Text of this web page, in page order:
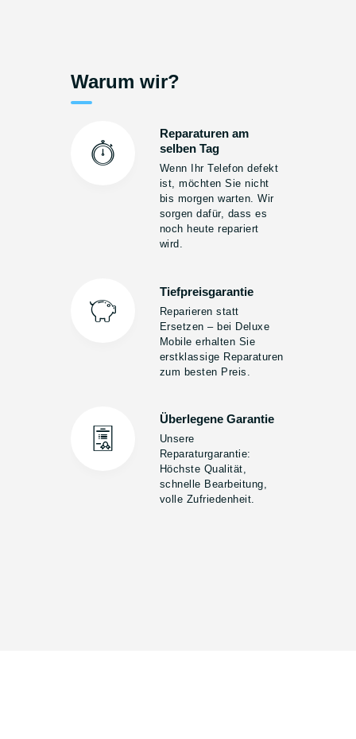
Warum wir?
Reparaturen am
selben Tag
Wenn Ihr Telefon defekt
ist, möchten Sie nicht
bis morgen warten. Wir
sorgen dafür, dass es
noch heute repariert
wird.
Tiefpreisgarantie
Reparieren statt
Ersetzen – bei Deluxe
Mobile erhalten Sie
erstklassige Reparaturen
zum besten Preis.
Überlegene Garantie
Unsere
Reparaturgarantie:
Höchste Qualität,
schnelle Bearbeitung,
volle Zufriedenheit.